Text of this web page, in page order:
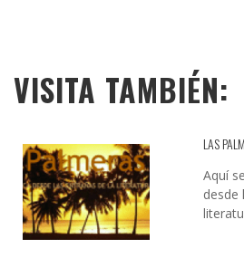
VISITA TAMBIÉN:
LAS
Aquí
desde